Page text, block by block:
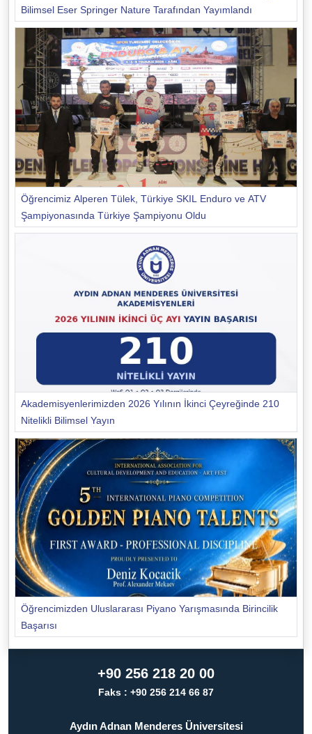
Bilimsel Eser Springer Nature Tarafından Yayımlandı
Öğrencimiz Alperen Tülek, Türkiye SKIL Enduro ve ATV
Şampiyonasında Türkiye Şampiyonu Oldu
Akademisyenlerimizden 2026 Yılının İkinci Çeyreğinde 210
Nitelikli Bilimsel Yayın
Öğrencimizden Uluslararası Piyano Yarışmasında Birincilik
Başarısı
+90 256 218 20 00
Faks : +90 256 214 66 87
Aydın Adnan Menderes Üniversitesi